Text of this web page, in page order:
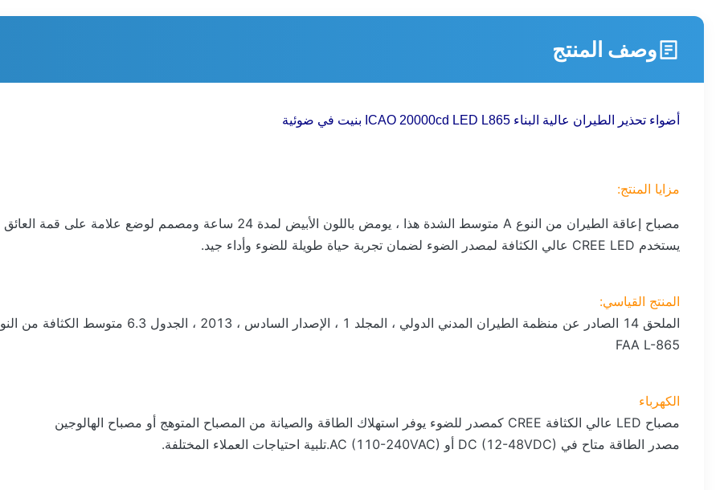
وصف المنتج
أضواء تحذير الطيران عالية البناء ICAO 20000cd LED L865 بنيت في ضوئية
مزايا المنتج:
مصباح إعاقة الطيران من النوع A متوسط ​​الشدة هذا ، يومض باللون الأبيض لمدة 24 ساعة ومصمم لوضع علامة على قمة العائق الذي يتراوح ارتفاعه بين 105 إلى 150 مترًا.
يستخدم CREE LED عالي الكثافة لمصدر الضوء لضمان تجربة حياة طويلة للضوء وأداء جيد.
المنتج القياسي:
الملحق 14 الصادر عن منظمة الطيران المدني الدولي ، المجلد 1 ، الإصدار السادس ، 2013 ، الجدول 6.3 متوسط ​​الكثافة من النوع أ المعوق
FAA L-865
الكهرباء
مصباح LED عالي الكثافة CREE كمصدر للضوء يوفر استهلاك الطاقة والصيانة من المصباح المتوهج أو مصباح الهالوجين
مصدر الطاقة متاح في DC (12-48VDC) أو AC (110-240VAC).تلبية احتياجات العملاء المختلفة.